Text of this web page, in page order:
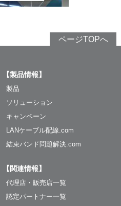
ページTOPへ
【製品情報】
製品
ソリューション
キャンペーン
LANケーブル配線.com
結束バンド問題解決.com
【関連情報】
代理店・販売店一覧
認定パートナー一覧